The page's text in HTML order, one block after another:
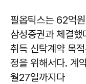
필옵틱스는 62억
삼성증권과 체결
취득 신탁계약 목
정을 위해서다. 계
월27일까지다